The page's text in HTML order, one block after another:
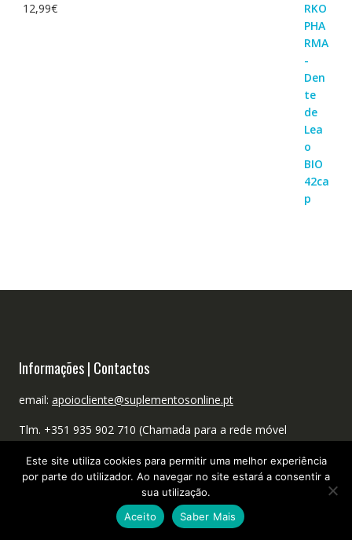
12,99€
Informações | Contactos
email: apoiocliente@suplementosonline.pt
Tlm. +351 935 902 710 (Chamada para a rede móvel
TERMOS E CONDIÇÕES
Este site utiliza cookies para permitir uma melhor experiência
por parte do utilizador. Ao navegar no site estará a consentir a
sua utilização.
Aceito
Saber Mais